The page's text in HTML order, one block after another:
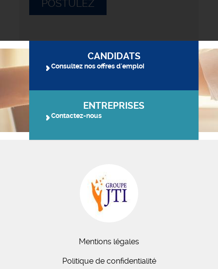
POSTULEZ
CANDIDATS
Consultez nos offres d'emploi
ENTREPRISES
Contactez-nous
Mentions légales
Politique de confidentialité